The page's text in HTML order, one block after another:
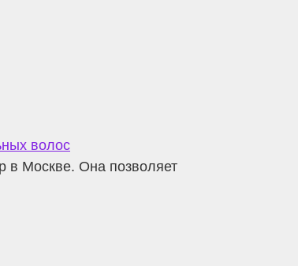
волос
в Москве. Она позволяет